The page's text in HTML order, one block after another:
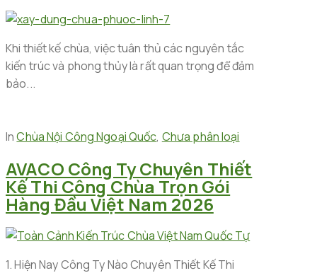
Khi thiết kế chùa, việc tuân thủ các nguyên tắc
kiến trúc và phong thủy là rất quan trọng để đảm
bảo...
In Chùa Nội Công Ngoại Quốc, Chưa phân loại
AVACO Công Ty Chuyên Thiết
Kế Thi Công Chùa Trọn Gói
Hàng Đầu Việt Nam 2026
1. Hiện Nay Công Ty Nào Chuyên Thiết Kế Thi